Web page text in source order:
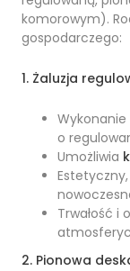
komorowym).
gospodarczego:
1. Żaluzja
o
Umożliwia
Trwałość i
2. Pionowa